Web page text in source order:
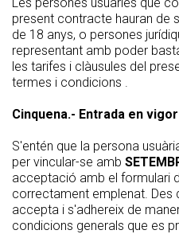
present contracte hauran de
de 18 anys, o persones
representant amb poder
les tarifes i clàusules del
termes i condicions .
Cinquena.- Entrada en vigor
S'entén que la persona
per vincular-se amb
acceptació amb el formulari
correctament emplenat. Des
accepta i s'adhereix de
condicions generals que es